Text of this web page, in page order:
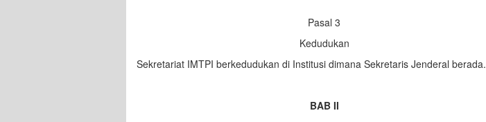
Pasal 3
Kedudukan
Sekretariat IMTPI berkedudukan di Institusi dimana Sekretaris Jenderal berada.
BAB II